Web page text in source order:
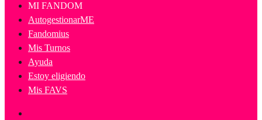
MI FANDOM
AutogestionarME
Fandomius
Mis Turnos
Ayuda
Estoy eligiendo
Mis FAVS